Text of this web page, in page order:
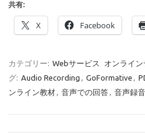
共有:
X Facebook
カテゴリー: Webサービス オンライン
グ: Audio Recording , GoFormative ,
ンライン教材, 音声での回答, 音声録音